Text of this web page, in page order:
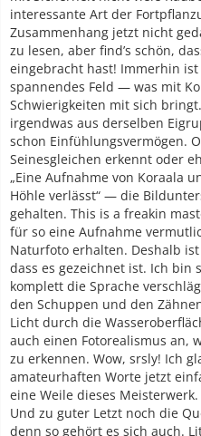
interessante Art der
Zusammenhang jetzt nicht
zu lesen, aber find’s schön,
eingebracht hast! Immerhin
spannendes Feld — was mit
Schwierigkeiten mit sich
irgendwas aus derselben
schon Einfühlungsvermögen.
Seinesgleichen erkennt oder
„Eine Aufnahme von Koraala
Höhle verlässt“ — die
gehalten. This is a freakin
für so eine Aufnahme
Naturfoto erhalten. Deshalb
dass es gezeichnet ist. Ich bin
komplett die Sprache
den Schuppen und den
Licht durch die
auch einen Fotorealismus an,
zu erkennen. Wow, srsly! Ich
amateurhaften Worte jetzt
eine Weile dieses
Und zu guter Letzt noch die
denn so gehört es sich auch.